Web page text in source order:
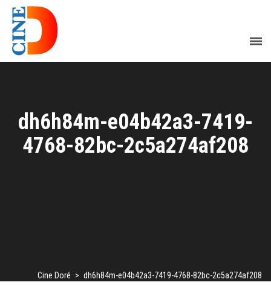
dh6h84m-e04b42a3-7419-
4768-82bc-2c5a274af208
Cine Doré > dh6h84m-e04b42a3-7419-4768-82bc-2c5a274af208